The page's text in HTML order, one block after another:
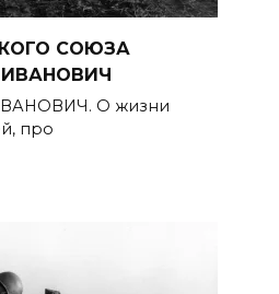
СОЮЗА
ИВАНОВИЧ
О жизни
про